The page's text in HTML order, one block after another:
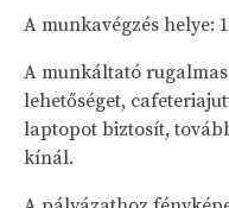
A munkavégzés helye:
A munkáltató
lehetőséget,
laptopot biztosít,
kínál.